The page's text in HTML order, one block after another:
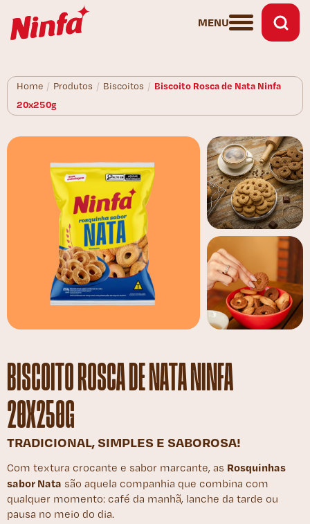
MENU
Home / Produtos / Biscoitos / Biscoito Rosca de Nata Ninfa
20x250g
BISCOITO ROSCA DE NATA NINFA
20X250G
TRADICIONAL, SIMPLES E SABOROSA!
Com textura crocante e sabor marcante, as Rosquinhas
sabor Nata são aquela companhia que combina com
qualquer momento: café da manhã, lanche da tarde ou
pausa no meio do dia.